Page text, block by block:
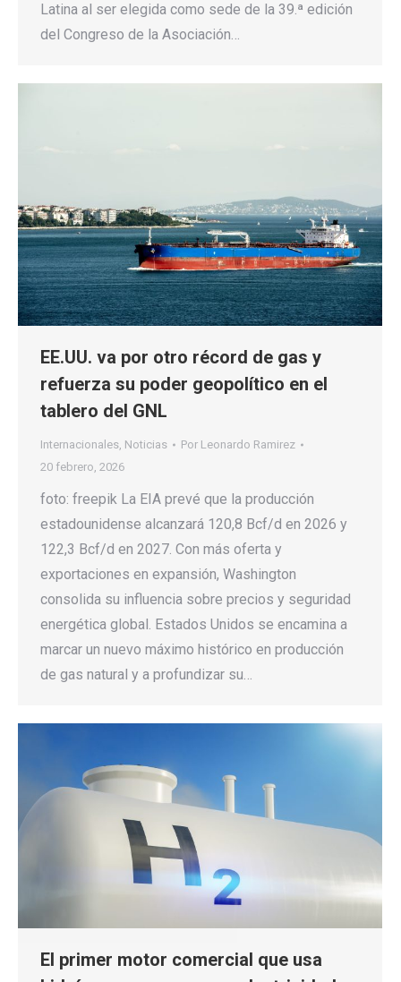
Latina al ser elegida como sede de la 39.ª edición
del Congreso de la Asociación…
EE.UU. va por otro récord de gas y
refuerza su poder geopolítico en el
tablero del GNL
Internacionales, Noticias Por Leonardo Ramirez
20 febrero, 2026
foto: freepik La EIA prevé que la producción
estadounidense alcanzará 120,8 Bcf/d en 2026 y
122,3 Bcf/d en 2027. Con más oferta y
exportaciones en expansión, Washington
consolida su influencia sobre precios y seguridad
energética global. Estados Unidos se encamina a
marcar un nuevo máximo histórico en producción
de gas natural y a profundizar su…
El primer motor comercial que usa